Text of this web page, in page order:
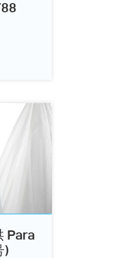
Para
)